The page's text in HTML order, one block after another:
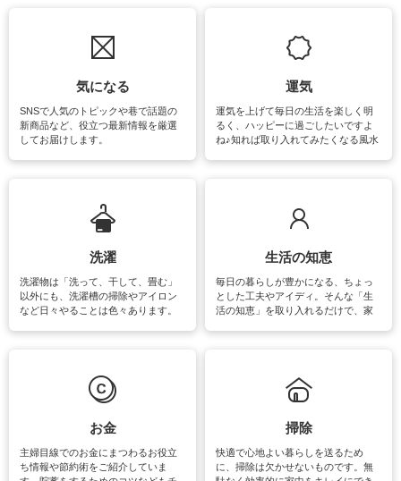
気になる
SNSで人気のトピックや巷で話題の
新商品など、役立つ最新情報を厳選
してお届けします。
運気
運気を上げて毎日の生活を楽しく明
るく、ハッピーに過ごしたいですよ
ね♪知れば取り入れてみたくなる風水
洗濯
洗濯物は「洗って、干して、畳む」
以外にも、洗濯槽の掃除やアイロン
など日々やることは色々あります。
マットなどの大きな洗濯物も、正し
い洗い方をすれば自宅で洗うことが
報やお悩み解消のための情報をご紹
生活の知恵
毎日の暮らしが豊かになる、ちょっ
とした工夫やアイディ。そんな「生
活の知恵」を取り入れるだけで、家
お金
主婦目線でのお金にまつわるお役立
ち情報や節約術をご紹介していま
掃除
快適で心地よい暮らしを送るため
に、掃除は欠かせないものです。無